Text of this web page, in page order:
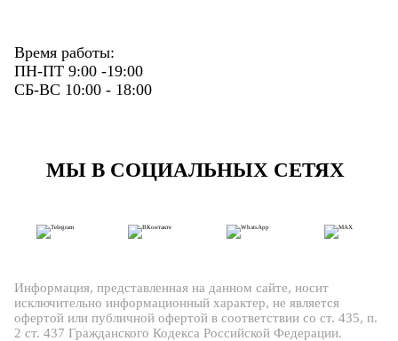
Время работы:
ПН-ПТ 9:00 -19:00
СБ-ВС 10:00 - 18:00
МЫ В СОЦИАЛЬНЫХ СЕТЯХ
Информация, представленная на данном сайте, носит
исключительно информационный характер, не является
офертой или публичной офертой в соответствии со ст. 435, п.
2 ст. 437 Гражданского Кодекса Российской Федерации.